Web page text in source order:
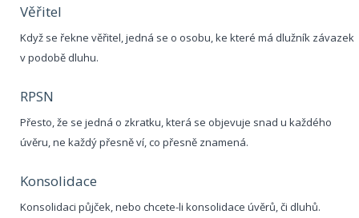
Věřitel
Když se řekne věřitel, jedná se o osobu, ke které má dlužník závazek
v podobě dluhu.
RPSN
Přesto, že se jedná o zkratku, která se objevuje snad u každého
úvěru, ne každý přesně ví, co přesně znamená.
Konsolidace
Konsolidaci půjček, nebo chcete-li konsolidace úvěrů, či dluhů.